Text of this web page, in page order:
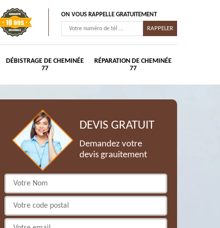
ON VOUS RAPPELLE GRATUITEMENT
DÉBISTRAGE DE CHEMINÉE
77
RÉPARATION DE CHEMINÉE
77
DEVIS GRATUIT
Demandez votre
devis grauitement